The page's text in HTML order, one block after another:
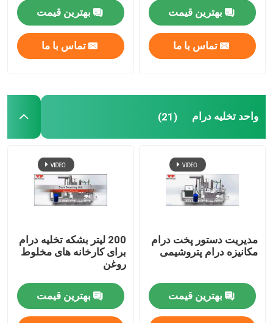
بهترین قیمت
تماس با ما
بهترین قیمت
تماس با ما
واحد تخلیه درام (21)
مدیریت دستور پخت درام
مکانیزه درام پتروشیمی
بهترین قیمت
200 لیتر بشکه تخلیه درام
برای کارخانه های مخلوط
روغن
بهترین قیمت